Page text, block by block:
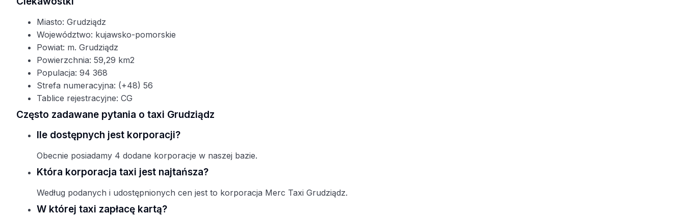
Miasto: Grudziądz
Województwo: kujawsko-pomorskie
Powiat: m. Grudziądz
Powierzchnia: 59,29 km2
Populacja: 94 368
Strefa numeracyjna: (+48) 56
Tablice rejestracyjne: CG
Często zadawane pytania o taxi Grudziądz
Ile dostępnych jest korporacji?
Obecnie posiadamy 4 dodane korporacje w naszej bazie.
Która korporacja taxi jest najtańsza?
Według podanych i udostępnionych cen jest to korporacja Merc Taxi Grudziądz.
W której taxi zapłacę kartą?